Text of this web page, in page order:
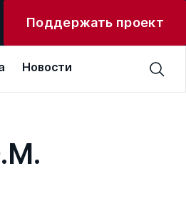
Поддержать проект
Новости